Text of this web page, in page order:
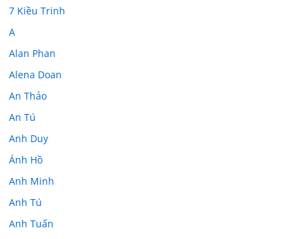
7 Kiều Trinh
A
Alan Phan
Alena Doan
An Thảo
An Tú
Anh Duy
Ánh Hồ
Anh Minh
Anh Tú
Anh Tuấn